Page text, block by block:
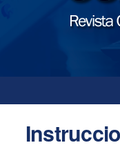
Menú